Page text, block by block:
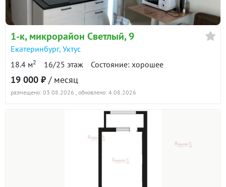
1-к, микрорайон Светлый, 9
Екатеринбург, Уктус
18.4 м2 16/25 этаж Состояние: хорошее
19 000 ₽ / месяц
размещено: 03.08.2026 , обновлено: 4.08.2026